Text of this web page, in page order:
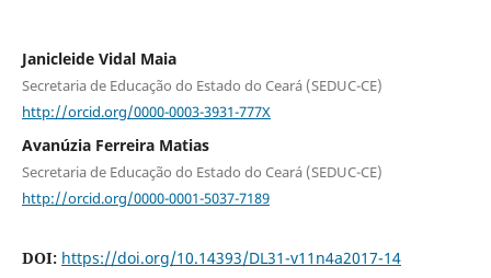
Janicleide Vidal Maia
Secretaria de Educação do Estado do Ceará (SEDUC-CE)
http://orcid.org/0000-0003-3931-777X
Avanúzia Ferreira Matias
Secretaria de Educação do Estado do Ceará (SEDUC-CE)
http://orcid.org/0000-0001-5037-7189
DOI: https://doi.org/10.14393/DL31-v11n4a2017-14